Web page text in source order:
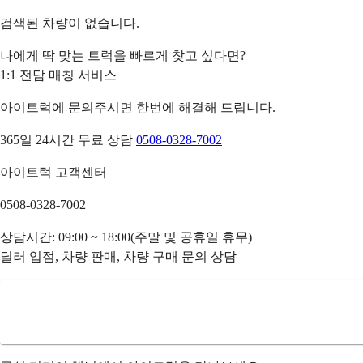
검색된 차량이 없습니다.
나에게 딱 맞는 트럭을 빠르게 찾고 싶다면?
1:1 전담 매칭 서비스
아이트럭에 문의주시면 한번에 해결해 드립니다.
365일 24시간 무료 상담 0508-0328-7002
아이트럭 고객센터
0508-0328-7002
상담시간: 09:00 ~ 18:00(주말 및 공휴일 휴무)
딜러 입점, 차량 판매, 차량 구매 문의 상담